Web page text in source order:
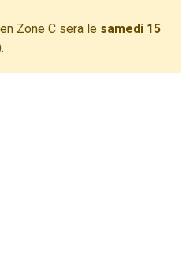
Zone C sera le samedi 15